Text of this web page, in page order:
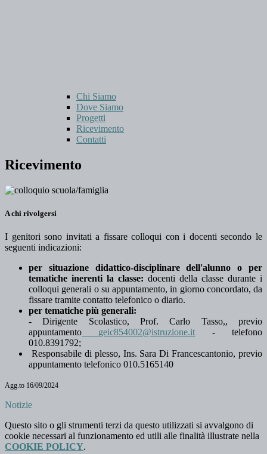
Chi Siamo
Dove Siamo
Progetti
Ricevimento
Contatti
Ricevimento
A chi rivolgersi
I genitori sono invitati a fissare colloqui con i docenti secondo le
seguenti indicazioni:
per situazione didattico-disciplinare dell'alunno o per
tematiche inerenti la classe: docenti della classe durante i
colloqui generali o su appuntamento, in giorno concordato, da
fissare tramite contatto telefonico o diario.
per tematiche più generali:
- Dirigente Scolastico, Prof. Carlo Tasso,, previo
appuntamento
geic854002@istruzione.it -telefono
010.8391792;
Responsabile di plesso, Ins. Sara Di Francescantonio, previo
appuntamento telefonico 010.5165140
Agg.to 16/09/2024
Notizie
Questo sito o gli strumenti terzi da questo utilizzati si avvalgono di
cookie necessari al funzionamento ed utili alle finalità illustrate nella
COOKIE POLICY.